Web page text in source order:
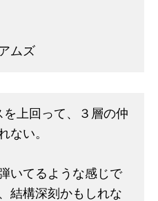
ムズ
上回って、３層の仲
ない。
いてるような感じで
結構深刻かもしれな